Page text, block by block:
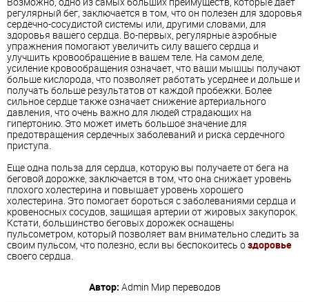
регулярный бег, заключается в том, что он полезен для здоровья
сердечно-сосудистой системы или, другими словами, для
здоровья вашего сердца. Во-первых, регулярные аэробные
упражнения помогают увеличить силу вашего сердца и
улучшить кровообращение в вашем теле. На самом деле,
усиление кровообращения означает, что ваши мышцы получают
больше кислорода, что позволяет работать усерднее и дольше и
получать больше результатов от каждой пробежки. Более
сильное сердце также означает снижение артериального
давления, что очень важно для людей страдающих на
гипертонию. Это может иметь большое значение для
предотвращения сердечных заболеваний и риска сердечного
приступа.
Еще одна польза для сердца, которую вы получаете от бега на
беговой дорожке, заключается в том, что она снижает уровень
плохого холестерина и повышает уровень хорошего
холестерина. Это помогает бороться с заболеваниями сердца и
кровеносных сосудов, защищая артерии от жировых закупорок.
Кстати, большинство беговых дорожек оснащены
пульсометром, который позволяет вам внимательно следить за
своим пульсом, что полезно, если вы беспокоитесь оздоровье
своего сердца.
Автор: Admin Мир переводов